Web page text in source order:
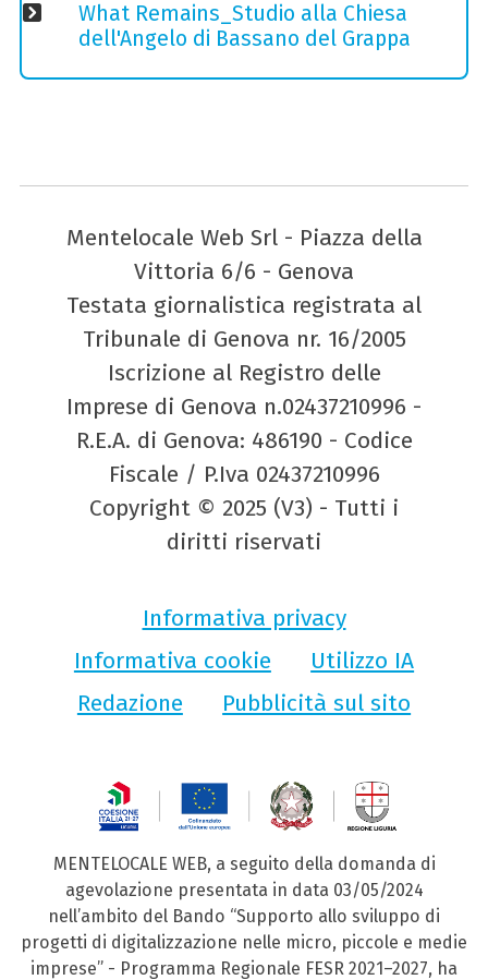
What Remains_Studio alla Chiesa
dell'Angelo di Bassano del Grappa
Mentelocale Web Srl - Piazza della
Vittoria 6/6 - Genova
Testata giornalistica registrata al
Tribunale di Genova nr. 16/2005
Iscrizione al Registro delle
Imprese di Genova n.02437210996 -
R.E.A. di Genova: 486190 - Codice
Fiscale / P.Iva 02437210996
Copyright © 2025 (V3) - Tutti i
diritti riservati
Informativa privacy
Informativa cookie
Utilizzo IA
Redazione
Pubblicità sul sito
MENTELOCALE WEB, a seguito della domanda di
agevolazione presentata in data 03/05/2024
nell’ambito del Bando “Supporto allo sviluppo di
progetti di digitalizzazione nelle micro, piccole e medie
imprese” - Programma Regionale FESR 2021–2027, ha